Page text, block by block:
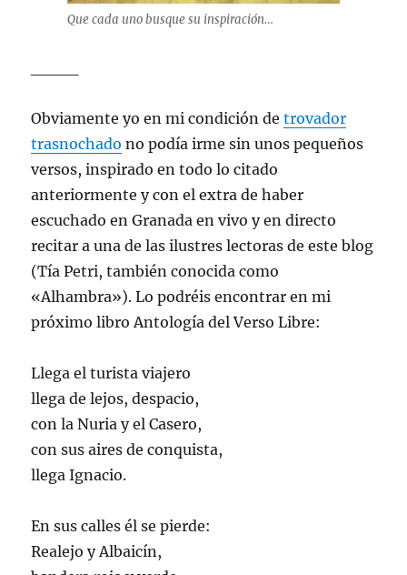
Que cada uno busque su inspiración…
Obviamente yo en mi condición detrovador
trasnochado no podía irme sin unos pequeños
versos, inspirado en todo lo citado
anteriormente y con el extra de haber
escuchado en Granada en vivo y en directo
recitar a una de las ilustres lectoras de este blog
(Tía Petri, también conocida como
«Alhambra»). Lo podréis encontrar en mi
próximo libro Antología del Verso Libre:
Llega el turista viajero
llega de lejos, despacio,
con la Nuria y el Casero,
con sus aires de conquista,
llega Ignacio.
En sus calles él se pierde:
Realejo y Albaicín,